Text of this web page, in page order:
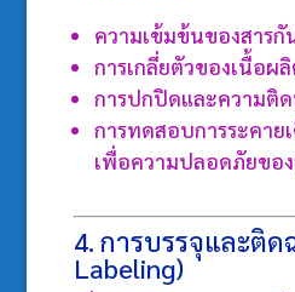
ความเข้มข้นของสารกั
การเกลี่ยตัวของเนื้อผ
การปกปิดและความติ
การทดสอบการระคาย
เพื่อความปลอดภัยขอ
4. การบรรจุและติด
Labeling)